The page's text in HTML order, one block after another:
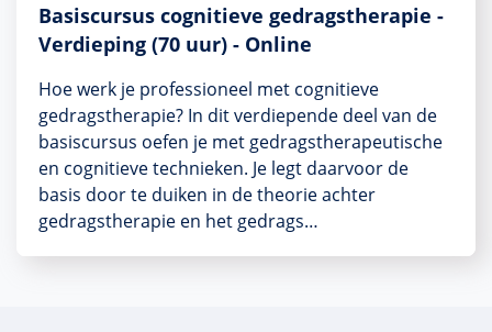
Basiscursus cognitieve gedragstherapie -
Verdieping (70 uur) - Online
Hoe werk je professioneel met cognitieve
gedragstherapie? In dit verdiepende deel van de
basiscursus oefen je met gedragstherapeutische
en cognitieve technieken. Je legt daarvoor de
basis door te duiken in de theorie achter
gedragstherapie en het gedrags…